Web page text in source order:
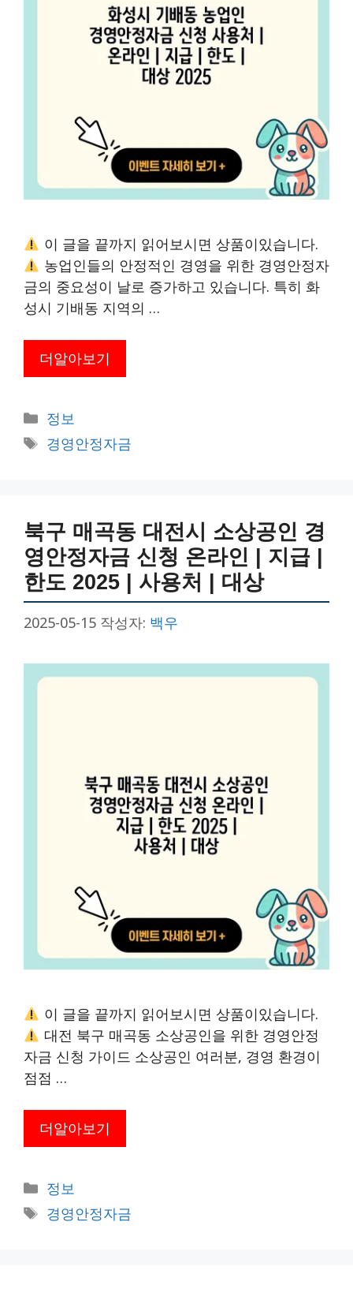
이 글을 끝까지 읽어보시면 상품이있습니다.
농업인들의 안정적인 경영을 위한 경영안정자
금의 중요성이 날로 증가하고 있습니다. 특히 화
성시 기배동 지역의 …
더알아보기
카
테
고
정보
태
경영안정자금
북구 매곡동 대전시 소상공인 경
영안정자금 신청 온라인 | 지급 |
한도 2025 | 사용처 | 대상
2025-05-15 작성자: 백우
이 글을 끝까지 읽어보시면 상품이있습니다.
대전 북구 매곡동 소상공인을 위한 경영안정
자금 신청 가이드 소상공인 여러분, 경영 환경이
점점 …
더알아보기
카
테
고
정보
태
경영안정자금